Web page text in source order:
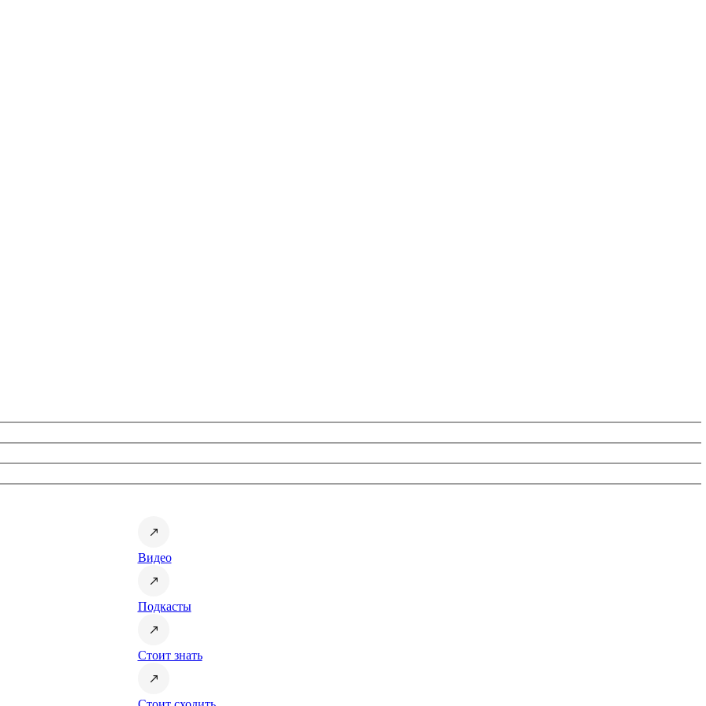
Видео
Подкасты
Стоит знать